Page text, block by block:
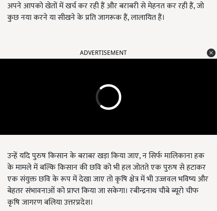
अपने आपको खेतों में खर्च कर रही हैं और बराबरी से मेहनत कर रही हैं, जो
कुछ नया करने या सीखने के प्रति जागरूक हैं, लालायित हैं।
ADVERTISEMENT
उन्हें यदि पुरुष किसान के बराबर खड़ा किया जाए, न सिर्फ मालिकाना हक
के मामले में बल्कि किसान की छवि को भी हल जोतते एक पुरुष से हटाकर
एक संयुक्त छवि के रूप में देखा जाए तो कृषि क्षेत्र में भी उज्जवल भविष्य और
बेहतर संभावनाओं को प्राप्त किया जा सकेगा। रबीन्द्रनाथ चौबे ब्यूरो चीफ
कृषि जागरण बलिया उत्तरप्रदेश।